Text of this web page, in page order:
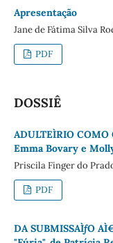
Apresentação
Jane de Fátima Silva
PDF
DOSSIÊ
ADULTEÌRIO COMO
Emma Bovary e
Priscila Finger do
PDF
DA SUBMISSAÌƒO